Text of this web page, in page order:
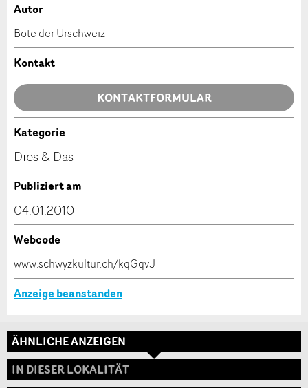
Anzeige beanstanden
Ihr Feedback wird sehr geschätzt!
Allgemeines Feedback
Anzeige nicht mehr gültig
Anzeige unvollständig
Anzeige weiterempfehlen
Empfehlen Sie diese Anzeige an Freunde weiter.
* Eingabe erforderlich
Autor
Bote der Urschweiz
Kontakt
KONTAKTFORMULAR
Kontakt
Verfassen Sie eine Nachricht für die Kontaktpersonen
Adresse
Kategorie
Dies & Das
Publiziert am
04.01.2010
Webcode
www.schwyzkultur.ch/kqGqvJ
Anzeige beanstanden
ÄHNLICHE ANZEIGEN
IN DIESER LOKALITÄT